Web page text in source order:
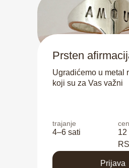
Prsten
Ugradićemo u metal
koji su za Vas važni
4–6 sati
trajanje
12
Prijava